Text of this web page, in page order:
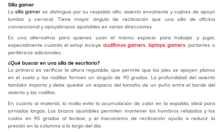
Silla gamer
La silla gamer se distingue por su respaldo alto, asiento envolvente y cojines de apoyo
lumbar y cervical. Tiene mayor ángulo de reclinación que una silla de oficina
convencional y apoyabrazos ajustables en varias direcciones.
Es una alternativa para quienes usan el mismo espacio para trabajar y jugar,
especialmente cuando el setup incluye audífonos gamers, laptops gamers, parlantes o
periféricos adicionales.
¿Qué buscar en una silla de escritorio?
Lo primero es verificar la altura regulable, que permite que los pies se apoyen planos
en el suelo y las rodillas formen un ángulo de 90 grados. La profundidad del asiento
también importa y debe quedar un espacio del tamaño de un puño entre el borde del
asiento y las rodillas.
En cuanto al material, la malla evita la acumulación de calor en la espalda, ideal para
jornadas largas. Los brazos ajustables permiten mantener los hombros relajados y los
codos en 90 grados al teclear, y el mecanismo de reclinación ayuda a reducir la
presión en la columna a lo largo del día.